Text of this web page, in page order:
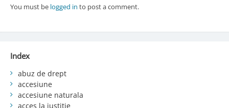
You must be logged in to post a comment.
Index
abuz de drept
accesiune
accesiune naturala
acces la justiție